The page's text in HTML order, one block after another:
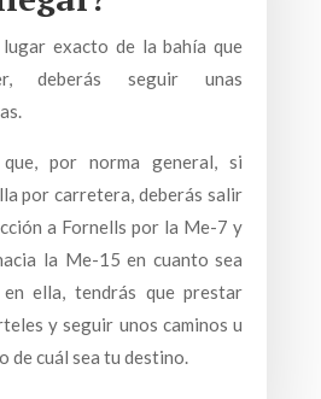
lugar exacto de la bahía que
deberás seguir unas
por norma general, si
por carretera, deberás salir
a Fornells por la Me-7 y
la Me-15 en cuanto sea
ella, tendrás que prestar
y seguir unos caminos u
de cuál sea tu destino.